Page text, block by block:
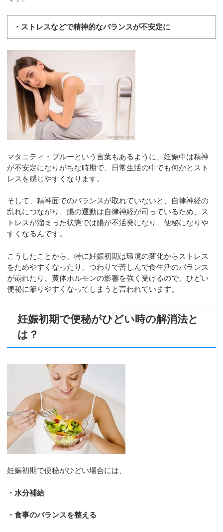
・ストレスなどで精神的なバランスが不安定に
マタニティ・ブルーという言葉もあるように、妊娠中は精神
が不安定になりがちな時期で、日常生活の中でも何かとスト
レスを感じやすくなります。
そして、精神面でのバランスが取れていないと、自律神経の
乱れにつながり、腸の運動は自律神経が司っているため、ス
トレスが溜まった状態では腸が不活発になり、便秘になりや
すくなるんです。
こうしたことから、特に妊娠初期は環境の変化からストレス
をためやすくなったり、つわりで苦しんで食生活のバランス
が崩れたり、黄体ホルモンの影響を強く受けるので、ひどい
便秘に陥りやすくなってしまうと言われています。
妊娠初期で便秘がひどい時の解消法と
は？
妊娠初期で便秘がひどい場合には、
・水分補給
・食事のバランスを整える